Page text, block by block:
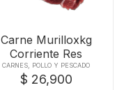
Carne Murilloxkg
Corriente Res
CARNES, POLLO Y PESCADO
$ 26,900